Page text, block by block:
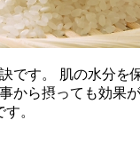
です。 肌の水分
から摂っても効果
。